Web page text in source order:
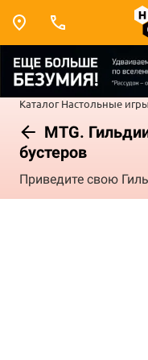
Каталог Настольные игры
MTG.
бустеров
Приведите свою